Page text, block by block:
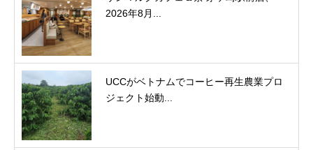
2026年8月...
UCCがベトナムでコーヒー再生農業プロ
ジェクト始動...